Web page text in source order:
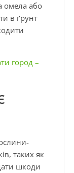
омела або
в ґрунт
город –
таких як
шкоди